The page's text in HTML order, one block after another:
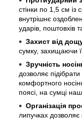
стінки по 1,5 см із
внутрішнє
ударів, поштовхів
Захист від
сумку, захищаючи
Зручність
дозволяє
комфортного
поясі, на сумці
Організація
липучках дозволяє